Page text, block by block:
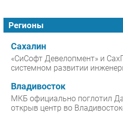
Регионы
Сахалин
«СиСофт Девелопмент» и
системном развитии
Владивосток
МКБ официально поглотил
открыв центр во